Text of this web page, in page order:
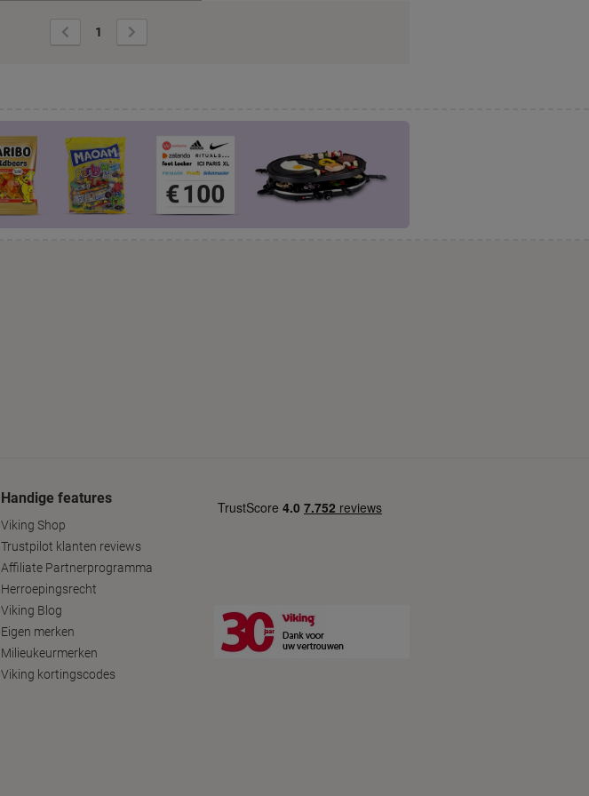
Vorige
pagina
1
pagina
Handige features
Viking Shop
Trustpilot klanten reviews
Affiliate Partnerprogramma
Herroepingsrecht
Viking Blog
Eigen merken
Milieukeurmerken
Viking kortingscodes